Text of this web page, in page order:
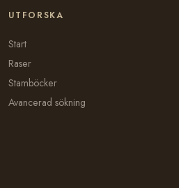
UTFORSKA
Start
Raser
Stamböcker
Avancerad sökning